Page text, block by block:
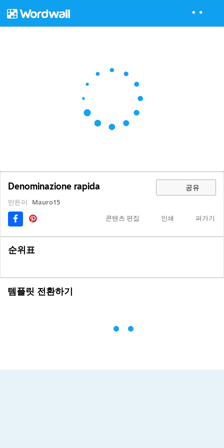
Denominazione rapida 공유
만든이
Mauro15
콘텐츠 편집
인쇄 퍼가기
순위표
템플릿 전환하기